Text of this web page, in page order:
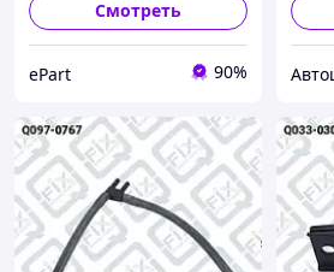
Смотреть
ePart 90%